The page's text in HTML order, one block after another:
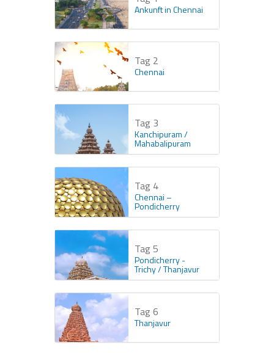
Ankunft in Chennai
Tag 2
Chennai
Tag 3
Kanchipuram /
Mahabalipuram
Tag 4
Chennai –
Pondicherry
Tag 5
Pondicherry -
Trichy / Thanjavur
Tag 6
Thanjavur